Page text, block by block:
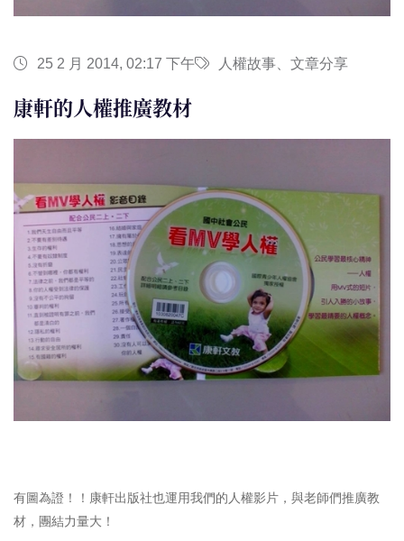
25 2 月 2014, 02:17 下午 人權故事、文章分享
康軒的人權推廣教材
有圖為證！！康軒出版社也運用我們的人權影片，與老師們推廣教
材，團結力量大！